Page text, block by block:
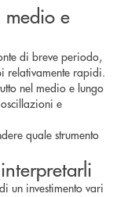
e
di breve periodo,
relativamente rapidi.
nel medio e lungo
e
quale strumento
un investimento vari